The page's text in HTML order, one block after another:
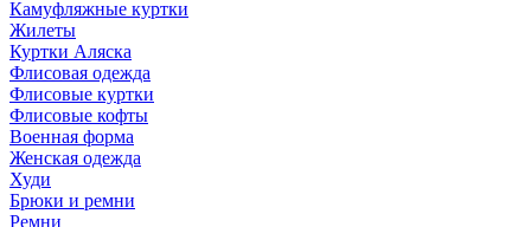
Камуфляжные куртки
Жилеты
Куртки Аляска
Флисовая одежда
Флисовые куртки
Флисовые кофты
Военная форма
Женская одежда
Худи
Брюки и ремни
Ремни